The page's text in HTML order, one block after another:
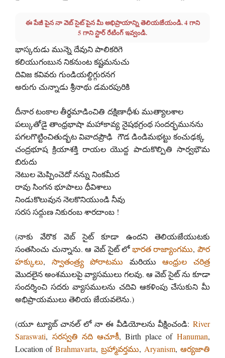
ఈ పేజీ పైన నా వెబ్ సైట్ పైన మీ అభిప్రాయాన్ని తెలియజేయండి. 4 గాని
5 గాని స్టార్ రేటింగ్ ఇవ్వండి.
భాస్కరుడు మున్నె దేవుని పాలికరిగె
కలియుగంబున నికనుంట కష్టమనుచు
దివిజ కవివరు గుండియల్దిగ్గురనగ
అరుగు చున్నాడు శ్రీనాథు డమరపురికి
దీనార టంకాల తీర్థమాడించితి దక్షిణాధీశు ముత్యాలశాల
పల్కుతోడై తాంధ్రభాషా మహాకావ్య నైషథగ్రంథ సందర్భమునను
పగలగొట్టించితుద్భట వివాదప్రౌఢి గౌడ డిండిమభట్టు కంచుఢక్క
చంద్రభూష క్రియాశక్తి రాయల యొద్ద పాదుకొల్పితి సార్వభౌమ
బిరుదు
నెటుల మెప్పించెదో నన్ను నింకమీద
రావు సింగన భూపాలు ధీవిశాలు
నిండుకొలువున నెలకొనియుండి నీవు
సరస సద్గుణ నికురంబ శారదాంబ !
(నాకు వేరొక వెబ్ సైట్ కూడా ఉందని తెలియజేయుటకు
సంతసించు చున్నాను. ఆ వెబ్ సైట్ లోభారత రాజ్యాంగము, పౌర
హక్కులు, స్వాతంత్ర్య పోరాటము మరియుఆంధ్రుల చరిత్ర
మొదలైన అంశములపై వ్యాసములు గలవు. ఆ వెబ్ సైట్ ను కూడా
సందర్శించి సదరు వ్యాసములను చదివి ఆకళింపు చేసుకుని మీ
అభిప్రాయములు తెలియ జేయవలెను.)
(యూ ట్యూబ్ చానల్ లో నా ఈ వీడియోలను వీక్షించండి: River
Saraswati, సరస్వతి నది ఆచూకీ, Birth place of Hanuman,
Location of Brahmavarta, బ్రహ్మావర్తము, Aryanism, ఆర్యజాతి